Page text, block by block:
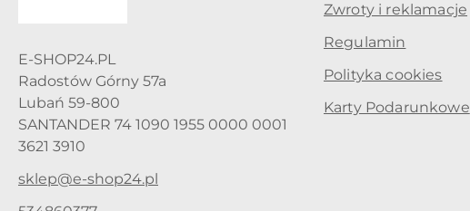
E-SHOP24.PL
Radostów Górny 57a
Lubań 59-800
SANTANDER 74 1090 1955 0000 0001
3621 3910
sklep@e-shop24.pl
Zwroty i reklamacje
Regulamin
Polityka cookies
Karty Podarunkowe